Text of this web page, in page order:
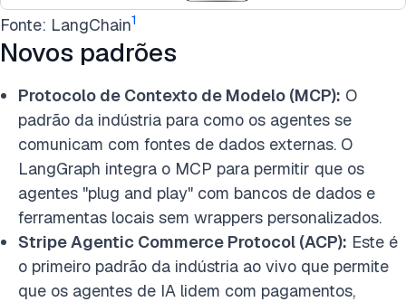
Fonte: LangChain1
Novos padrões
Protocolo de Contexto de Modelo (MCP): O
padrão da indústria para como os agentes se
comunicam com fontes de dados externas. O
LangGraph integra o MCP para permitir que os
agentes "plug and play" com bancos de dados e
ferramentas locais sem wrappers personalizados.
Stripe Agentic Commerce Protocol (ACP): Este é
o primeiro padrão da indústria ao vivo que permite
que os agentes de IA lidem com pagamentos,